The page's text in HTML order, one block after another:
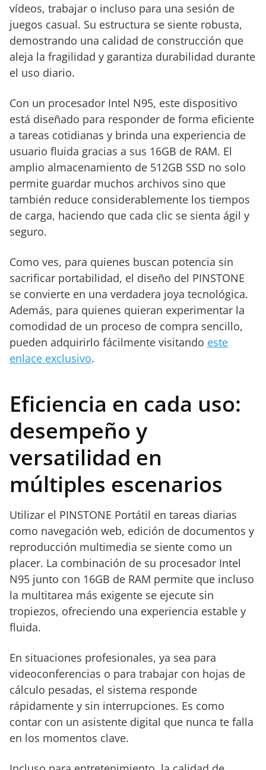
vídeos, trabajar o incluso para una sesión de
juegos casual. Su estructura se siente robusta,
demostrando una calidad de construcción que
aleja la fragilidad y garantiza durabilidad durante
el uso diario.
Con un procesador Intel N95, este dispositivo
está diseñado para responder de forma eficiente
a tareas cotidianas y brinda una experiencia de
usuario fluida gracias a sus 16GB de RAM. El
amplio almacenamiento de 512GB SSD no solo
permite guardar muchos archivos sino que
también reduce considerablemente los tiempos
de carga, haciendo que cada clic se sienta ágil y
seguro.
Como ves, para quienes buscan potencia sin
sacrificar portabilidad, el diseño del PINSTONE
se convierte en una verdadera joya tecnológica.
Además, para quienes quieran experimentar la
comodidad de un proceso de compra sencillo,
pueden adquirirlo fácilmente visitando este
enlace exclusivo.
Eficiencia en cada uso:
desempeño y
versatilidad en
múltiples escenarios
Utilizar el PINSTONE Portátil en tareas diarias
como navegación web, edición de documentos y
reproducción multimedia se siente como un
placer. La combinación de su procesador Intel
N95 junto con 16GB de RAM permite que incluso
la multitarea más exigente se ejecute sin
tropiezos, ofreciendo una experiencia estable y
fluida.
En situaciones profesionales, ya sea para
videoconferencias o para trabajar con hojas de
cálculo pesadas, el sistema responde
rápidamente y sin interrupciones. Es como
contar con un asistente digital que nunca te falla
en los momentos clave.